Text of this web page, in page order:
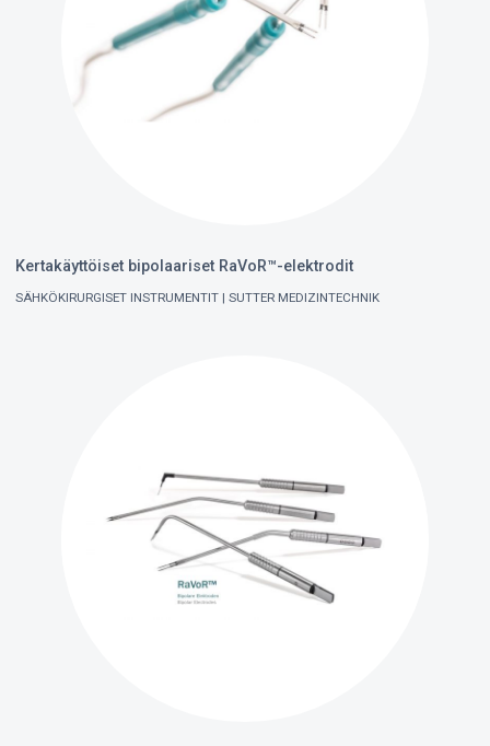
Kertakäyttöiset bipolaariset RaVoR™-elektrodit
SÄHKÖKIRURGISET INSTRUMENTIT SUTTER MEDIZINTECHNIK